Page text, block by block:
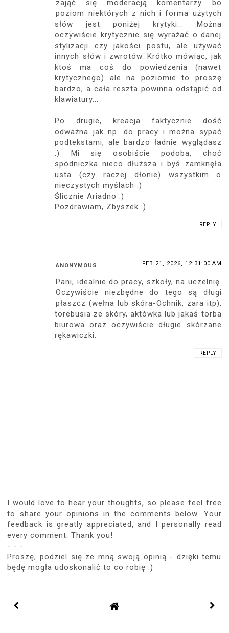
zająć się moderacją komentarzy bo
poziom niektórych z nich i forma użytych
słów jest poniżej krytyki... Można
oczywiście krytycznie się wyrażać o danej
stylizacji czy jakości postu, ale używać
innych słów i zwrotów. Krótko mówiąc, jak
ktoś ma coś do powiedzenia (nawet
krytycznego) ale na poziomie to proszę
bardzo, a cała reszta powinna odstąpić od
klawiatury...
Po drugie, kreacja faktycznie dość
odważna jak np. do pracy i można sypać
podtekstami, ale bardzo ładnie wyglądasz
:) Mi się osobiście podoba, choć
spódniczka nieco dłuższa i byś zamknęła
usta (czy raczej dłonie) wszystkim o
nieczystych myślach :)
Ślicznie Ariadno :)
Pozdrawiam, Zbyszek :)
REPLY
ANONYMOUS FEB 21, 2026, 12:31:00 AM
Pani, idealnie do pracy, szkoły, na uczelnię.
Oczywiście niezbędne do tego są długi
płaszcz (wełna lub skóra-Ochnik, zara itp),
torebusia ze skóry, aktówka lub jakaś torba
biurowa oraz oczywiście długie skórzane
rękawiczki.
REPLY
I would love to hear your thoughts, so please feel free
to share your opinions in the comments below. Your
feedback is greatly appreciated, and I personally read
every comment. Thank you!
- - -
Proszę, podziel się ze mną swoją opinią - dzięki temu
będę mogła udoskonalić to co robię :)